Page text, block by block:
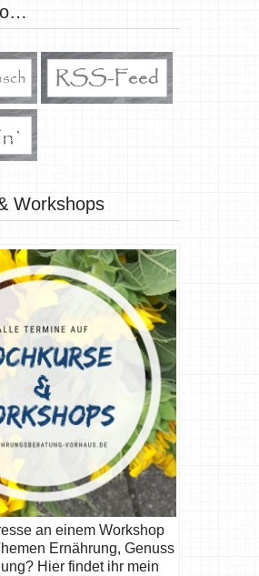
Workshops
an einem Workshop
Ernährung, Genuss
Hier findet ihr mein